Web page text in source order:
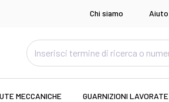
Chi siamo Aiuto
MECCANICHE GUARNIZIONI LAVORATE